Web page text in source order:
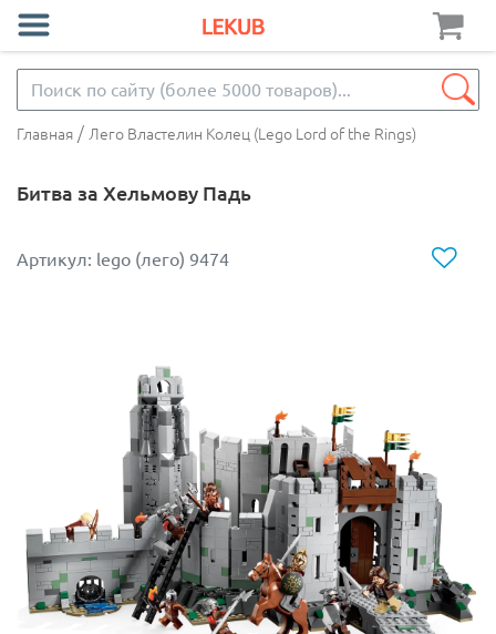
Главная / Лего Властелин Колец (Lego Lord of the Rings)
Битва за Хельмову Падь
Артикул: lego (лего) 9474